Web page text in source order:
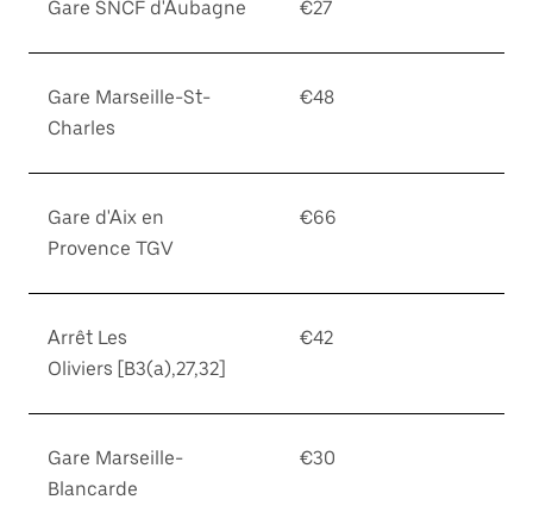
Gare SNCF d'Aubagne €27
Gare Marseille-St-
Charles
€48
Gare d'Aix en
Provence TGV
€66
Arrêt Les
Oliviers [B3(a),27,32]
€42
Gare Marseille-
Blancarde
€30